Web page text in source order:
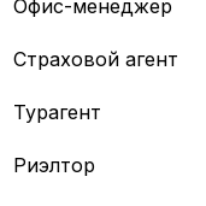
Офис-менеджер
Страховой агент
Турагент
Риэлтор